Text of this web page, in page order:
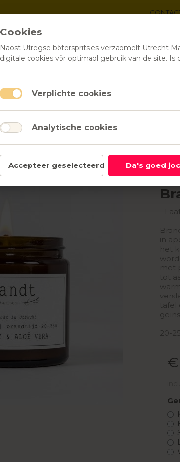
ALLE PRODUCTEN
-
in
het
met
tot
tafel
20-
€
Cookies
Naost Utregse bôterspritsies verzaomelt Utrecht
digitale cookies vôr optimaol gebruik van de site. Is
Verplichte cookies
Analytische cookies
Accepteer geselecteerd Da's goed